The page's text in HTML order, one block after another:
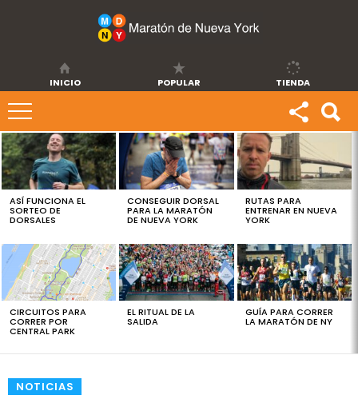
INICIO POPULAR TIENDA
ÚLTIMAS
NOTICIAS
ASÍ FUNCIONA EL
SORTEO DE
DORSALES
CONSEGUIR DORSAL
PARA LA MARATÓN
DE NUEVA YORK
RUTAS PARA
ENTRENAR EN NUEVA
YORK
CIRCUITOS PARA
CORRER POR
CENTRAL PARK
EL RITUAL DE LA
SALIDA
GUÍA PARA CORRER
LA MARATÓN DE NY
NOTICIAS